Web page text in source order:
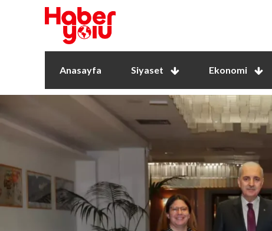
Anasayfa Siyaset Ekonomi